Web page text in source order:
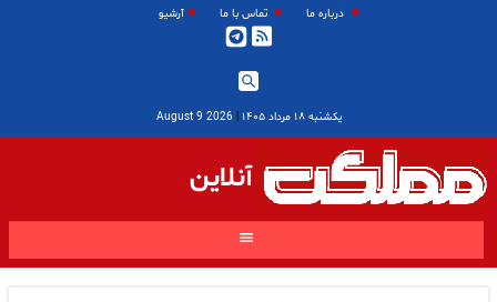
درباره ما تماس با ما آرشیو
یکشنبه ۱۸ مرداد ۱۴۰۵ |
2026 August 9
آنلاین